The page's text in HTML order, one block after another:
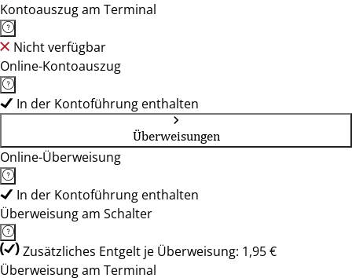
Kontoauszug am Terminal
Nicht verfügbar
Online-Kontoauszug
In der Kontoführung enthalten
Überweisungen
Online-Überweisung
In der Kontoführung enthalten
Überweisung am Schalter
Zusätzliches Entgelt je Überweisung: 1,95 €
Überweisung am Terminal